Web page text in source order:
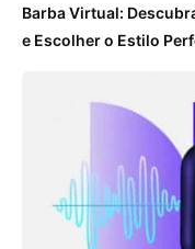
Barba Virtual:
e Escolher o Estilo